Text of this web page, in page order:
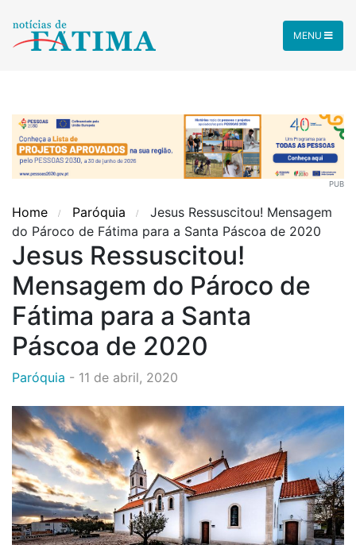
MENU
PUB
Home Paróquia
Jesus Ressuscitou! Mensagem
do Pároco de Fátima para a Santa Páscoa de 2020
Jesus Ressuscitou!
Mensagem do Pároco de
Fátima para a Santa
Páscoa de 2020
Paróquia - 11 de abril, 2020